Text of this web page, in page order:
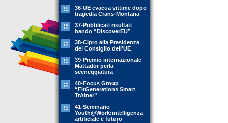
36-UE evacua vittime dopo
tragedia Crans-Montana
37-Pubblicati risultati
bando “DiscoverEU”
38-Cipro alla Presidenza
del Consiglio dell’UE
39-Premio internazionale
Mattador perla
sceneggiatura
40-Focus Group
“FitGenerations Smart
TrAIner”
41-Seminario
Youth@Work:intelligenza
artificiale e futuro